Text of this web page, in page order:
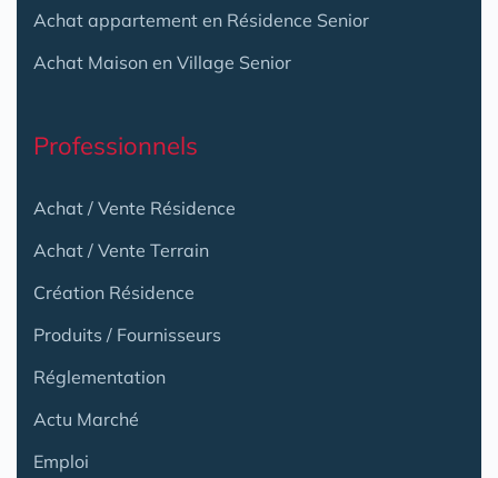
Achat appartement en Résidence Senior
Achat Maison en Village Senior
Professionnels
Achat / Vente Résidence
Achat / Vente Terrain
Création Résidence
Produits / Fournisseurs
Réglementation
Actu Marché
Emploi